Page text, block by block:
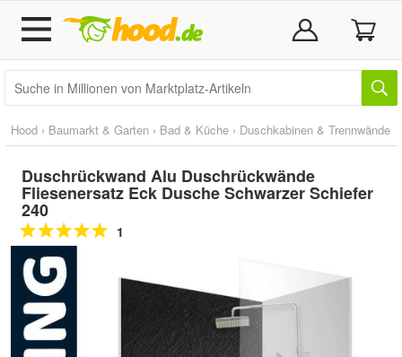
Hood › Baumarkt & Garten › Bad & Küche › Duschkabinen & Trennwände
Duschrückwand Alu Duschrückwände
Fliesenersatz Eck Dusche Schwarzer Schiefer
240
1